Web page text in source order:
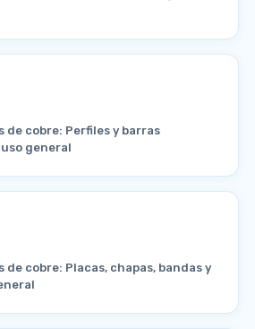
de cobre: Perfiles y barras
general
de cobre: Placas, chapas, bandas y